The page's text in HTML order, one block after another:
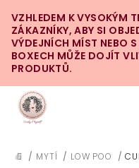
na
obsah
VZHLEDEM K VYSOKÝM
ZÁKAZNÍKY, ABY SI
VÝDEJNÍCH MÍST NEBO
BOXECH MŮŽE DOJÍT
PRODUKTŮ.
DOMŮ
/ MYTÍ / LOW POO /